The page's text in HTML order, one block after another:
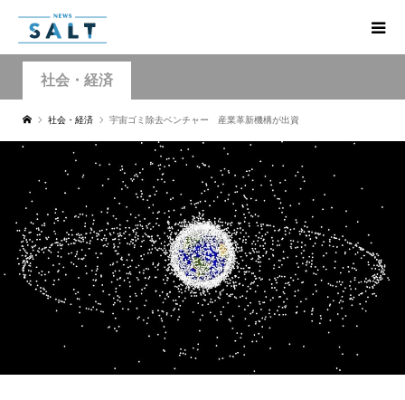
社会・経済
社会・経済 宇宙ゴミ除去ベンチャー 産業革新機構が出資